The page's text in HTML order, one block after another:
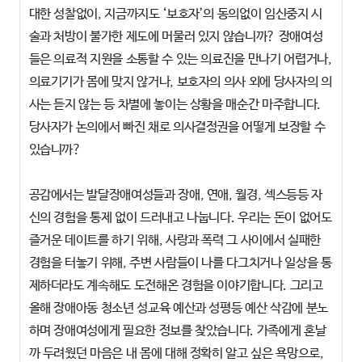
대한 성찰없이, 지금까지도 ‘보호자’의 동의없이 임신중지 시
술과 처방이 불가한 제도에 머물러 있지 않습니까? 장애여성
들은 의료적 지원을 소통할 수 있는 의료진을 만나기 어렵거나,
의료기기가 몸에 맞지 않거나, 보호자의 의사 외에 당사자의 의
사는 듣지 않는 등 차별에 놓이는 상황을 매순간 마주합니다.
당사자가 논의에서 빠진 채로 의사결정권을 어떻게 보장할 수
있습니까?
공감에서는 발달장애여성들과 장애, 연애, 월경, 섹스등등 자
신의 경험을 통제 없이 드러내고 나눕니다. 우리는 돈이 없어도
즐거운 데이트를 하기 위해, 사랑과 폭력 그 사이에서 실패한
경험을 터놓기 위해, 주변 사람들이 나를 다그치거나 일상을 통
제하더라도 계속해도 도전해온 경험을 이야기합니다. 그리고
올해 장애아동 청소년 성교육 예산과 성평등 예산 삭감에 분노
하며 장애여성에게 필요한 정보를 찾았습니다. 가족에게 혼날
까 두려웠던 마음은 내 몸에 대해 정확히 알고 싶은 욕망으로,